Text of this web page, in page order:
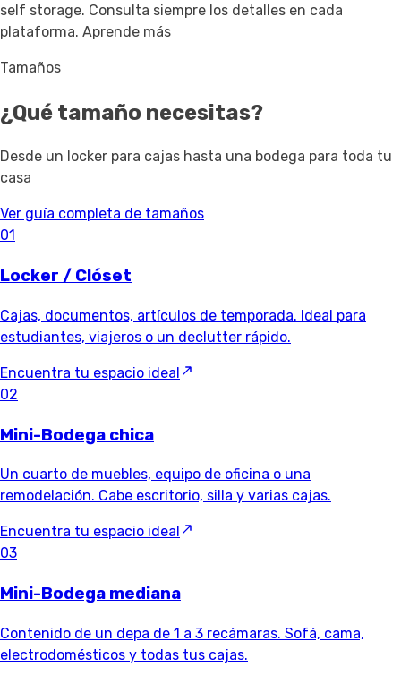
self storage. Consulta siempre los detalles en cada
plataforma. Aprende más
Tamaños
¿Qué tamaño necesitas?
Desde un locker para cajas hasta una bodega para toda tu
casa
Ver guía completa de tamaños
01
Locker / Clóset
Cajas, documentos, artículos de temporada. Ideal para
estudiantes, viajeros o un declutter rápido.
Encuentra tu espacio ideal
02
Mini-Bodega chica
Un cuarto de muebles, equipo de oficina o una
remodelación. Cabe escritorio, silla y varias cajas.
Encuentra tu espacio ideal
03
Mini-Bodega mediana
Contenido de un depa de 1 a 3 recámaras. Sofá, cama,
electrodomésticos y todas tus cajas.